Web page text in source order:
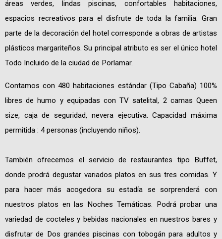
áreas verdes, lindas piscinas, confortables habitaciones,
espacios recreativos para el disfrute de toda la familia. Gran
parte de la decoración del hotel corresponde a obras de artistas
plásticos margariteños. Su principal atributo es ser el único hotel
Todo Incluido de la ciudad de Porlamar.
Contamos con 480 habitaciones estándar (Tipo Cabaña) 100%
libres de humo y equipadas con TV satelital, 2 camas Queen
size, caja de seguridad, nevera ejecutiva. Capacidad máxima
permitida : 4 personas (incluyendo niños).
También ofrecemos el servicio de restaurantes tipo Buffet,
donde prodrá degustar variados platos en sus tres comidas. Y
para hacer más acogedora su estadía se sorprenderá con
nuestros platos en las Noches Temáticas. Podrá probar una
variedad de cocteles y bebidas nacionales en nuestros bares y
disfrutar de Dos grandes piscinas con tobogán para adultos y